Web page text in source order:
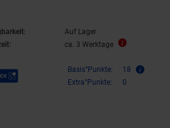
Auf Lager
ca. 3 Werktage
Punkte Basis°Punkte:
18
Extra°Punkte:
0